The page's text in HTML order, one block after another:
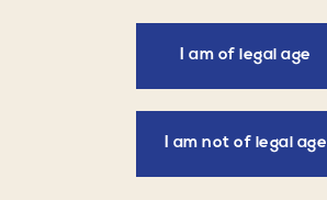
I am of legal age
I am not of legal age
Négoce vinificateur
Négociant Etranger
Côtes de Provence Sainte Victoire
Cave coopérative
Cave De Rousset